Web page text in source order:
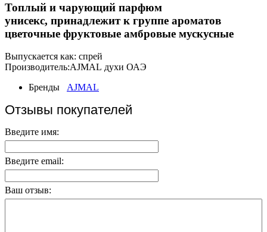
Топлый и чарующий парфюм
унисекс, принадлежит к группе ароматов
цветочные фруктовые амбровые мускусные
Выпускается как: спрей
Производитель:AJMAL духи ОАЭ
Бренды
AJMAL
Отзывы покупателей
Введите имя:
Введите email:
Ваш отзыв: